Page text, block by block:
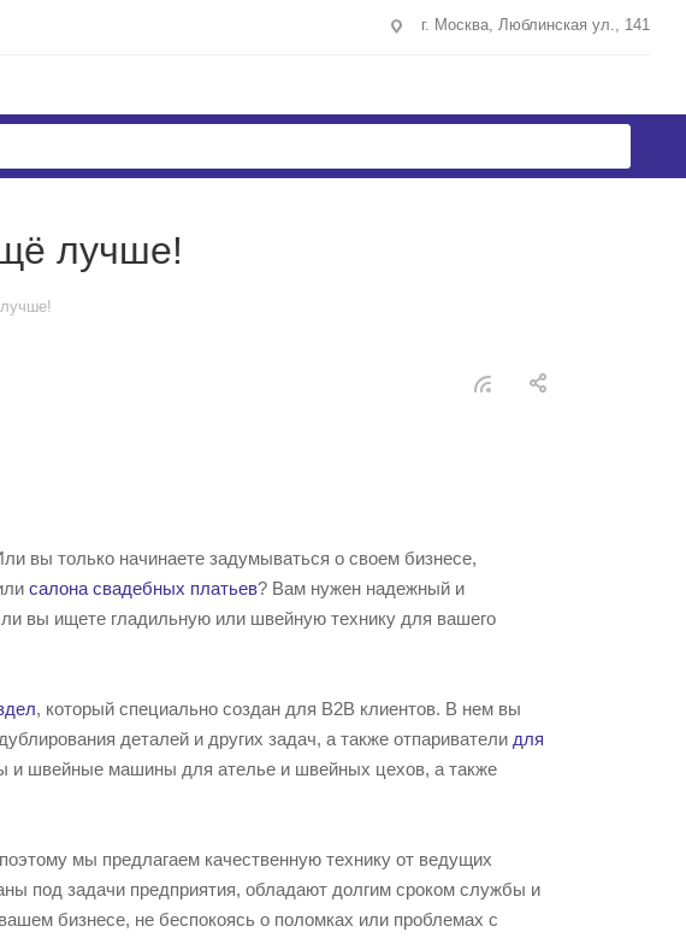
г. Москва, Люблинская ул., 141
лучше!
вы только начинаете задумываться о своем бизнесе,
салона свадебных платьев? Вам нужен надежный и
вы ищете гладильную или швейную технику для вашего
, который специально создан для В2В клиентов. В нем вы
деталей и других задач, а также отпариватели для
и швейные машины для ателье и швейных цехов, а также
мы предлагаем качественную технику от ведущих
под задачи предприятия, обладают долгим сроком службы и
бизнесе, не беспокоясь о поломках или проблемах с